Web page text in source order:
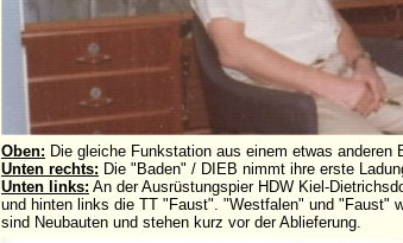
Oben: Die gleiche Funkstation aus einem etwas
Unten rechts: Die "Baden" / DIEB nimmt ihre erste
Unten links: An der Ausrüstungspier HDW Kiel-
und hinten links die TT "Faust". "Westfalen" und "Faust"
sind Neubauten und stehen kurz vor der Ablieferung.